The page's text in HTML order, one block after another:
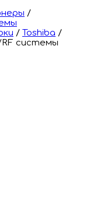
/
/ Toshiba /
системы